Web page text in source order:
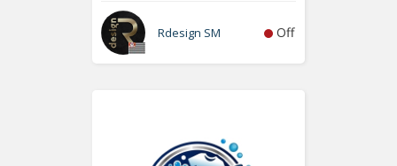
Rdesign SM Off